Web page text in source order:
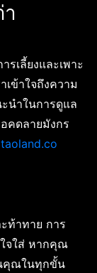
เลี้ยงและเพาะ
เข้าใจถึงความ
นำในการดูแล
คดลายมังกร
taoland.co
ท้าทาย การ
จใส่ หากคุณ
คุณในทุกขั้น